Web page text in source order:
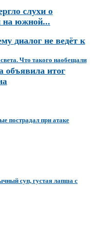
слухи о
на южной...
диалог не ведёт к
объявила итог
Что такого наобещали
пострадал при атаке
суп, густая лапша с